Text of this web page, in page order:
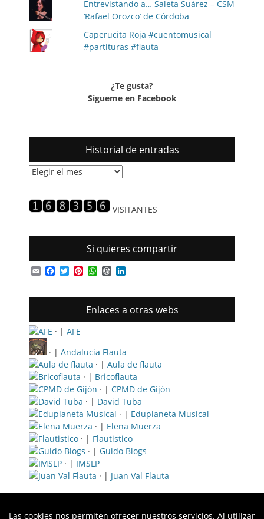
Entrevistando a… Saleta Suárez – CSM
‘Rafael Orozco’ de Córdoba
Caperucita Roja #cuentomusical
#partituras #flauta
¿Te gusta?
Sígueme en Facebook
Historial de entradas
Historial
VISITANTES
Si quieres compartir
EmailFacebook
TwitterPinterest
WhatsApp
WordPress
Enlaces a otras webs
· | AFE
· | Andalucia Flauta
· | Aula de flauta
· | Bricoflauta
· | CPMD de Gijón
· | David Tuba
· | Eduplaneta Musical
· | Elena Muerza
· | Flautistico
· | Guido Blogs
· | IMSLP
· | Juan Val Flauta
Las cookies nos permiten ofrecer nuestros servicios. Al utilizar